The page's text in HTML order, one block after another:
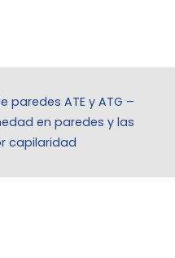
paredes ATE y ATG –
en paredes y las
capilaridad